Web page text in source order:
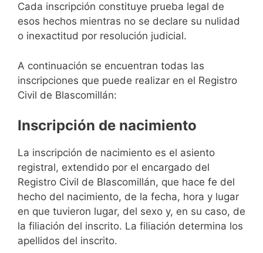
Cada inscripción constituye prueba legal de
esos hechos mientras no se declare su nulidad
o inexactitud por resolución judicial.
A continuación se encuentran todas las
inscripciones que puede realizar en el Registro
Civil de Blascomillán:
Inscripción de nacimiento
La inscripción de nacimiento es el asiento
registral, extendido por el encargado del
Registro Civil de Blascomillán, que hace fe del
hecho del nacimiento, de la fecha, hora y lugar
en que tuvieron lugar, del sexo y, en su caso, de
la filiación del inscrito. La filiación determina los
apellidos del inscrito.